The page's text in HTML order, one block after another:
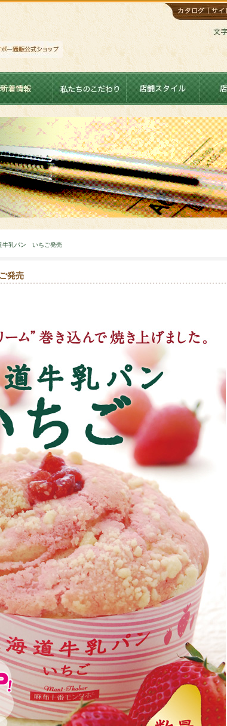
牛乳パン いちご発売
発売